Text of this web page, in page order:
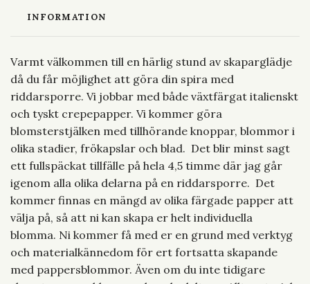
INFORMATION
Varmt välkommen till en härlig stund av skaparglädje
då du får möjlighet att göra din spira med
riddarsporre. Vi jobbar med både växtfärgat italienskt
och tyskt crepepapper. Vi kommer göra
blomsterstjälken med tillhörande knoppar, blommor i
olika stadier, frökapslar och blad. Det blir minst sagt
ett fullspäckat tillfälle på hela 4,5 timme där jag går
igenom alla olika delarna på en riddarsporre. Det
kommer finnas en mängd av olika färgade papper att
välja på, så att ni kan skapa er helt individuella
blomma. Ni kommer få med er en grund med verktyg
och materialkännedom för ert fortsatta skapande
med pappersblommor. Även om du inte tidigare